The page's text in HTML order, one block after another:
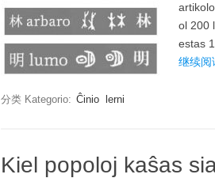
ol 200
estas
继续阅
分类 Kategorio: Ĉinio lerni
Kiel popoloj kaŝas